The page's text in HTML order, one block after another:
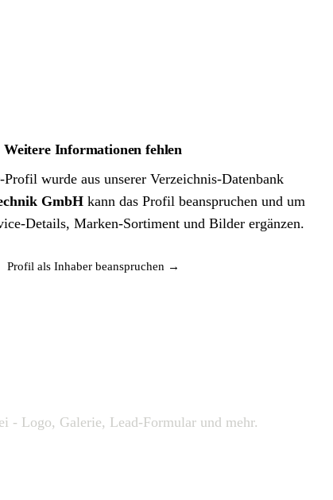
Weitere Informationen fehlen
wurde aus unserer Verzeichnis-Datenbank
GmbH kann das Profil beanspruchen und um
Details, Marken-Sortiment und Bilder ergänzen.
Profil als Inhaber beanspruchen →
- Logo, Galerie, Lead-Formular und mehr.